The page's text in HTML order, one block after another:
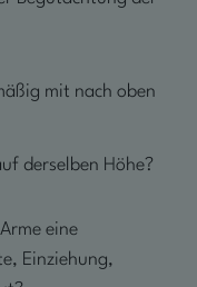
mit nach oben
derselben Höhe?
eine
Einziehung,